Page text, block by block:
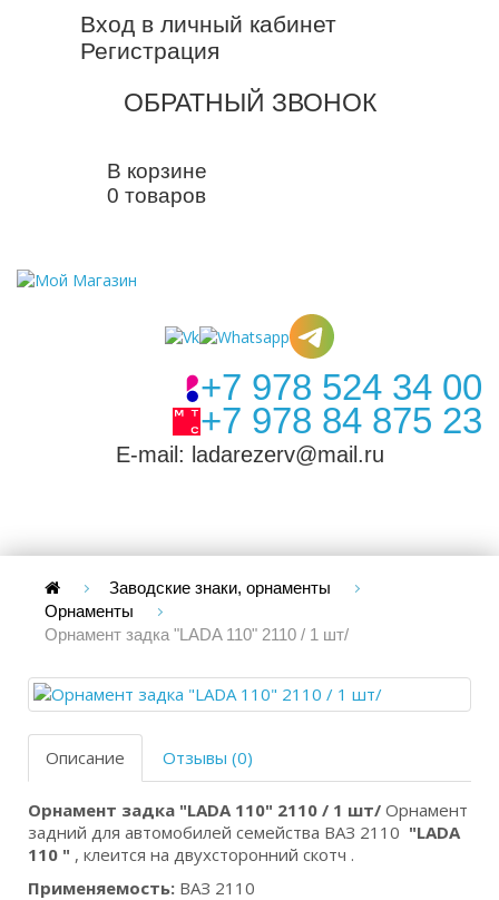
Вход в личный кабинет
Регистрация
ОБРАТНЫЙ ЗВОНОК
В корзине
0 товаров
+7 978 524 34 00
+7 978 84 875 23
E-mail: ladarezerv@mail.ru
Заводские знаки, орнаменты
Орнаменты
Орнамент задка "LADA 110" 2110 / 1 шт/
Описание Отзывы (0)
Орнамент задка "LADA 110" 2110 / 1 шт/ Орнамент
задний для автомобилей семейства ВАЗ 2110 "LADA
110 " , клеится на двухсторонний скотч .
Применяемость: ВАЗ 2110